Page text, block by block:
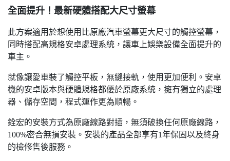
全面提升！最新硬體搭配大尺寸螢幕
此方案適用於想使用比原廠汽車螢幕更大尺寸的觸控螢幕，
同時搭配高規格安卓處理系統，讓車上娛樂設備全面提升的
車主。
就像讓愛車裝了觸控平板，無縫接軌，使用更加便利。安卓
機的安卓版本與硬體規格都優於原廠系統，擁有獨立的處理
器、儲存空間，程式運作更為順暢。
銓宏的安裝方式為原廠線路對插，無須破換任何原廠線路，
100%密合無損安裝。安裝的產品全部享有1年保固以及終身
的檢修售後服務。